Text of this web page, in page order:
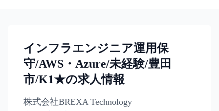
インフラエンジニア運用保
守/AWS・Azure/未経験/豊田
市/K1★の求人情報
株式会社BREXA Technology